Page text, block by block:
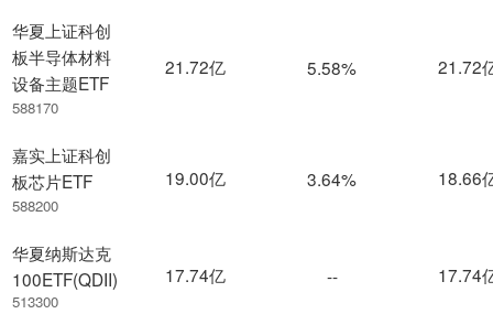
华夏上证科创
板半导体材料
设备主题ETF
588170
嘉实上证科创
板芯片ETF
588200
华夏纳斯达克
100ETF(QDII)
513300
21.72亿 5.58% 21.72
19.00亿 3.64% 18.66
17.74亿 -- 17.74